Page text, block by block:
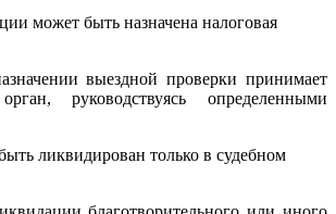
может быть назначена налоговая
выездной проверки принимает
руководствуясь определенными
ликвидирован только в судебном